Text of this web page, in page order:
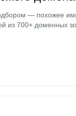
— похожее
из 700+ доменных